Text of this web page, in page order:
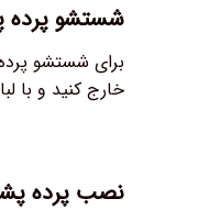
شستشو پرده
برای شستشو
خارج کنید و با لباسشویی و درجه
نصب پرده